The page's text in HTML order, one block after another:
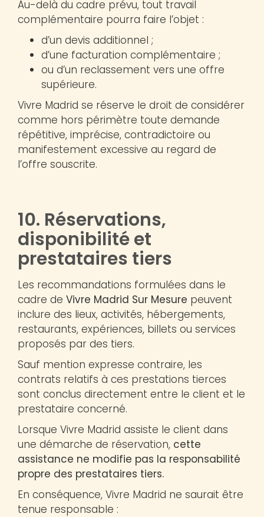
Au-delà du cadre prévu, tout travail
complémentaire pourra faire l’objet :
d’un devis additionnel ;
d’une facturation complémentaire ;
ou d’un reclassement vers une offre
supérieure.
Vivre Madrid se réserve le droit de considérer
comme hors périmètre toute demande
répétitive, imprécise, contradictoire ou
manifestement excessive au regard de
l’offre souscrite.
10. Réservations,
disponibilité et
prestataires tiers
Les recommandations formulées dans le
cadre de Vivre Madrid Sur Mesure peuvent
inclure des lieux, activités, hébergements,
restaurants, expériences, billets ou services
proposés par des tiers.
Sauf mention expresse contraire, les
contrats relatifs à ces prestations tierces
sont conclus directement entre le client et le
prestataire concerné.
Lorsque Vivre Madrid assiste le client dans
une démarche de réservation, cette
assistance ne modifie pas la responsabilité
propre des prestataires tiers.
En conséquence, Vivre Madrid ne saurait être
tenue responsable :